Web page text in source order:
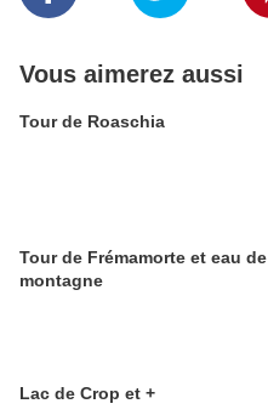
Vous aimerez aussi
Tour de Roaschia
Tour de Frémamorte et eau de
montagne
Lac de Crop et +